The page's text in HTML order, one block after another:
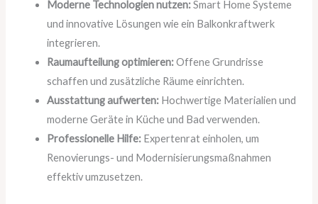
Moderne Technologien nutzen:Smart Home Systeme
und innovative Lösungen wie ein Balkonkraftwerk
integrieren.
Raumaufteilung optimieren:Offene Grundrisse
schaffen und zusätzliche Räume einrichten.
Ausstattung aufwerten: Hochwertige Materialien und
moderne Geräte in Küche und Bad verwenden.
Professionelle Hilfe: Expertenrat einholen, um
Renovierungs- und Modernisierungsmaßnahmen
effektiv umzusetzen.